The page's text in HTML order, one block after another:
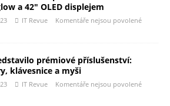
a 42″ OLED displejem
IT Revue Komentáře nejsou povolené
prémiové příslušenství:
klávesnice a myši
IT Revue Komentáře nejsou povolené